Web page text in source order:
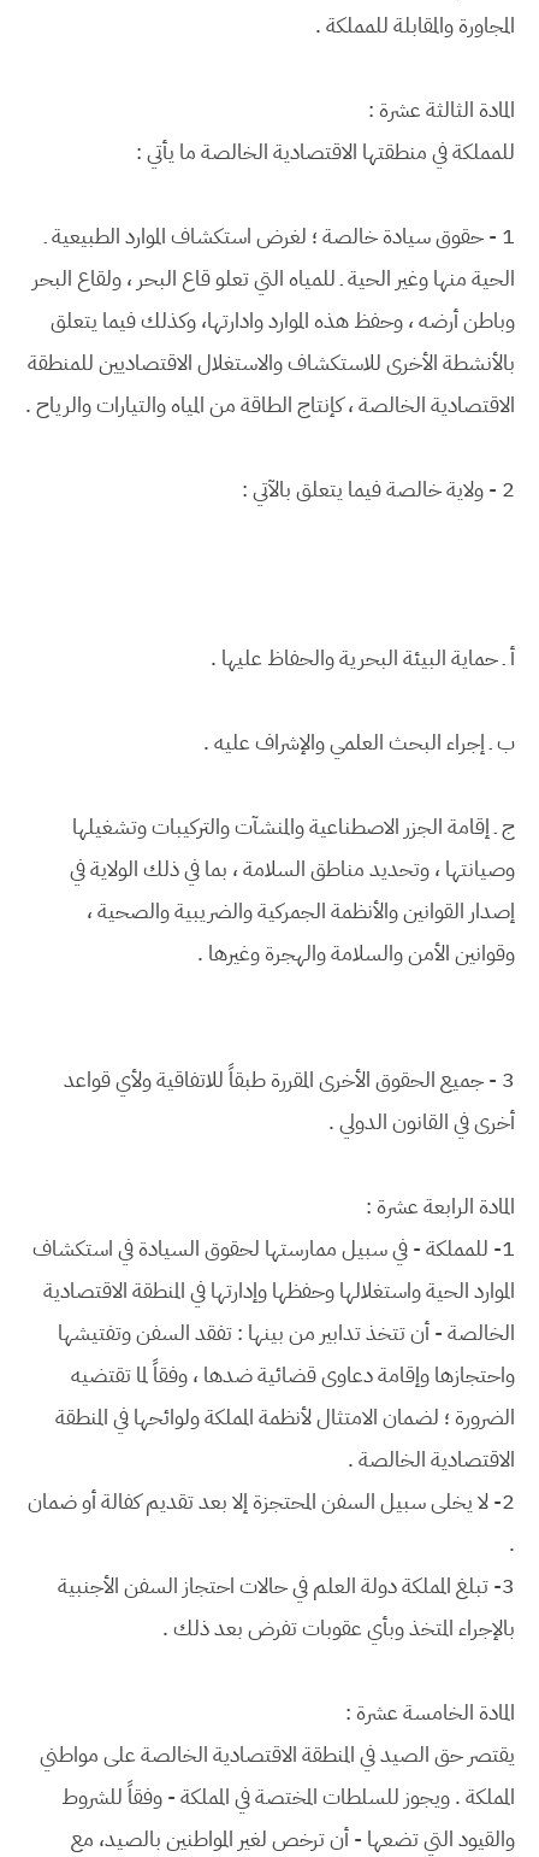
المجاورة والمقابلة للمملكة .
المادة الثالثة عشرة :
للمملكة في منطقتها الاقتصادية الخالصة ما يأتي :
1 - حقوق سيادة خالصة ؛ لغرض استكشاف الموارد الطبيعية ـ
الحية منها وغير الحية ـ للمياه التي تعلو قاع البحر ، ولقاع البحر
وباطن أرضه ، وحفظ هذه الموارد وادارتها، وكذلك فيما يتعلق
بالأنشطة الأخرى للاستكشاف والاستغلال الاقتصاديين للمنطقة
الاقتصادية الخالصة ، كإنتاج الطاقة من المياه والتيارات والرياح .
2 - ولاية خالصة فيما يتعلق بالآتي :
أ ـ حماية البيئة البحرية والحفاظ عليها .
ب ـ إجراء البحث العلمي والإشراف عليه .
ج ـ إقامة الجزر الاصطناعية والمنشآت والتركيبات وتشغيلها
وصيانتها ، وتحديد مناطق السلامة ، بما في ذلك الولاية في
إصدار القوانين والأنظمة الجمركية والضريبية والصحية ،
وقوانين الأمن والسلامة والهجرة وغيرها .
3 - جميع الحقوق الأخرى المقررة طبقاً للاتفاقية ولأي قواعد
أخرى في القانون الدولي .
المادة الرابعة عشرة :
1- للمملكة - في سبيل ممارستها لحقوق السيادة في استكشاف
الموارد الحية واستغلالها وحفظها وإدارتها في المنطقة الاقتصادية
الخالصة - أن تتخذ تدابير من بينها : تفقد السفن وتفتيشها
واحتجازها وإقامة دعاوى قضائية ضدها ، وفقاً لما تقتضيه
الضرورة ؛ لضمان الامتثال لأنظمة المملكة ولوائحها في المنطقة
الاقتصادية الخالصة .
2- لا يخلى سبيل السفن المحتجزة إلا بعد تقديم كفالة أو ضمان
.
3- تبلغ المملكة دولة العلم في حالات احتجاز السفن الأجنبية
بالإجراء المتخذ وبأي عقوبات تفرض بعد ذلك .
المادة الخامسة عشرة :
يقتصر حق الصيد في المنطقة الاقتصادية الخالصة على مواطني
المملكة . ويجوز للسلطات المختصة في المملكة - وفقاً للشروط
والقيود التي تضعها - أن ترخص لغير المواطنين بالصيد، مع